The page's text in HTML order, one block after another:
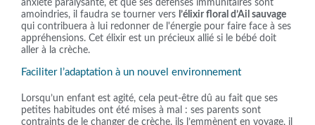
anxiété paralysante, et que ses défenses immunitaires sont
amoindries, il faudra se tourner vers l’élixir floral d’Ail sauvage
qui contribuera à lui redonner de l'énergie pour faire face à ses
appréhensions. Cet élixir est un précieux allié si le bébé doit
aller à la crèche.
Faciliter l’adaptation à un nouvel environnement
Lorsqu’un enfant est agité, cela peut-être dû au fait que ses
petites habitudes ont été mises à mal : ses parents sont
contraints de le changer de crèche, ils l’emmènent en voyage, il